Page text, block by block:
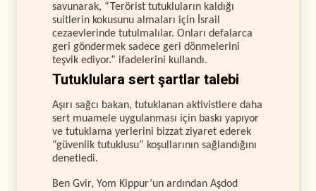
savunarak, “Terörist tutukluların kaldığı
suitlerin kokusunu almaları için İsrail
cezaevlerinde tutulmalılar. Onları defalarca
geri göndermek sadece geri dönmelerini
teşvik ediyor.” ifadelerini kullandı.
Tutuklulara sert şartlar talebi
Aşırı sağcı bakan, tutuklanan aktivistlere daha
sert muamele uygulanması için baskı yapıyor
ve tutuklama yerlerini bizzat ziyaret ederek
“güvenlik tutuklusu” koşullarının sağlandığını
denetledi.
Ben Gvir, Yom Kippur’un ardından Aşdod